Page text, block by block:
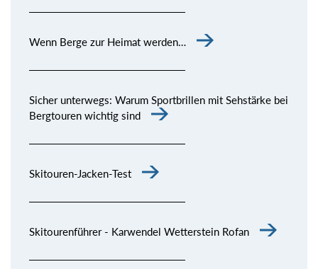
Wenn Berge zur Heimat werden…
Sicher unterwegs: Warum Sportbrillen mit Sehstärke bei
Bergtouren wichtig sind
Skitouren-Jacken-Test
Skitourenführer - Karwendel Wetterstein Rofan